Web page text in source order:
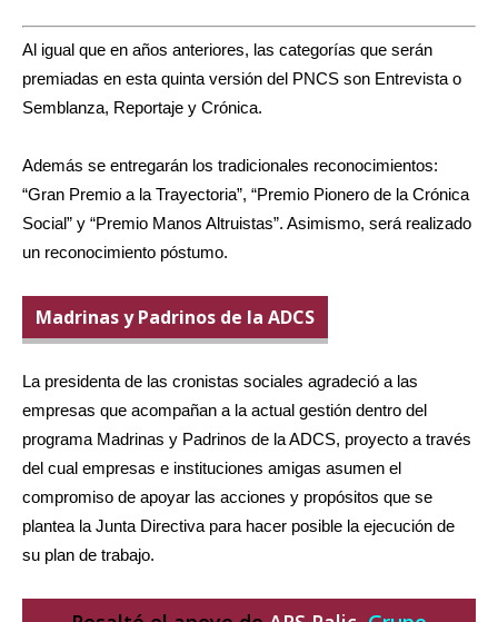
Al igual que en años anteriores, las categorías que serán
premiadas en esta quinta versión del PNCS son Entrevista o
Semblanza, Reportaje y Crónica.
Además se entregarán los tradicionales reconocimientos:
“Gran Premio a la Trayectoria”, “Premio Pionero de la Crónica
Social” y “Premio Manos Altruistas”. Asimismo, será realizado
un reconocimiento póstumo.
Madrinas y Padrinos de la ADCS
La presidenta de las cronistas sociales agradeció a las
empresas que acompañan a la actual gestión dentro del
programa Madrinas y Padrinos de la ADCS, proyecto a través
del cual empresas e instituciones amigas asumen el
compromiso de apoyar las acciones y propósitos que se
plantea la Junta Directiva para hacer posible la ejecución de
su plan de trabajo.